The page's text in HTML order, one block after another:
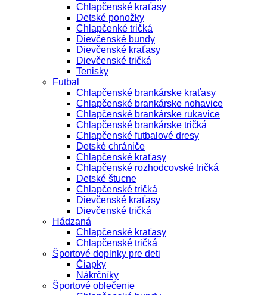
Chlapčenské kraťasy
Detské ponožky
Chlapčenké tričká
Dievčenské bundy
Dievčenské kraťasy
Dievčenské tričká
Tenisky
Futbal
Chlapčenské brankárske kraťasy
Chlapčenské brankárske nohavice
Chlapčenské brankárske rukavice
Chlapčenské brankárske tričká
Chlapčenské futbalové dresy
Detské chrániče
Chlapčenské kraťasy
Chlapčenské rozhodcovské tričká
Detské štucne
Chlapčenské tričká
Dievčenské kraťasy
Dievčenské tričká
Hádzaná
Chlapčenské kraťasy
Chlapčenské tričká
Športové doplnky pre deti
Čiapky
Nákrčníky
Športové oblečenie